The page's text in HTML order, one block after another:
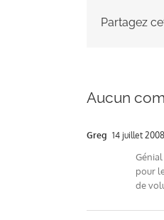
Partagez
Aucun
Greg 14 juillet
pour
de